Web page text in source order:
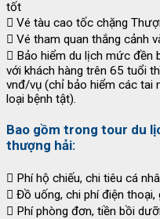
tốt
 Vé tàu cao tốc chặng
 Vé tham quan thắng cảnh
 Bảo hiểm du lịch mức đền
với khách hàng trên 65 tuổi
vnđ/vụ (chỉ bảo hiểm các tai
loại bệnh tật).
Bao gồm trong tour du
thượng hải:
 Phí hộ chiếu, chi tiêu cá
 Đồ uống, chi phí điện thoại,
 Phí phòng đơn, tiền bồi